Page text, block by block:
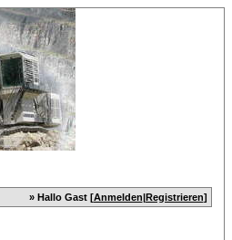
» Hallo Gast [Anmelden|Registrieren]